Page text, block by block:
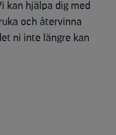
kan hjälpa dig med
och återvinna
ni inte längre kan